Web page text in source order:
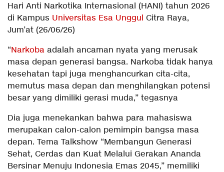
Hari Anti Narkotika Internasional (HANI) tahun 2026
di Kampus Universitas Esa Unggul Citra Raya,
Jum’at (26/06/26)
“Narkoba adalah ancaman nyata yang merusak
masa depan generasi bangsa. Narkoba tidak hanya
kesehatan tapi juga menghancurkan cita-cita,
memutus masa depan dan menghilangkan potensi
besar yang dimiliki gerasi muda,” tegasnya
Dia juga menekankan bahwa para mahasiswa
merupakan calon-calon pemimpin bangsa masa
depan. Tema Talkshow “Membangun Generasi
Sehat, Cerdas dan Kuat Melalui Gerakan Ananda
Bersinar Menuju Indonesia Emas 2045,” memiliki